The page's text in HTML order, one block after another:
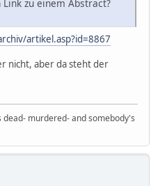
zu einem Abstract?
artikel.asp?id=8867
nicht, aber da steht der
murdered- and somebody's